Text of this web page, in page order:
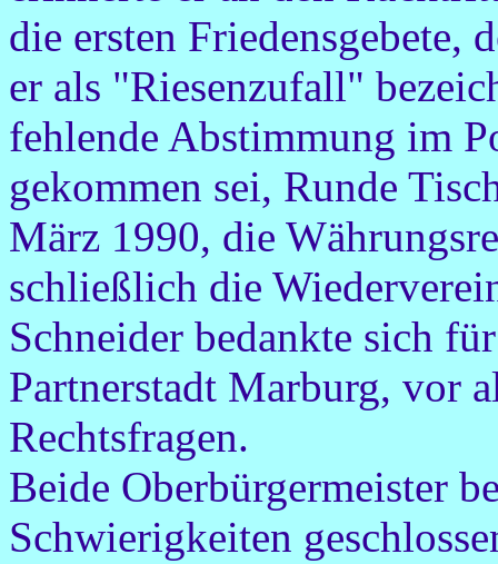
die ersten Friedensgebete,
er als "Riesenzufall"
fehlende Abstimmung im
gekommen sei, Runde
März 1990, die
schließlich die
Schneider bedankte sich
Partnerstadt Marburg, vor
Rechtsfragen.
Beide Oberbürgermeister
Schwierigkeiten